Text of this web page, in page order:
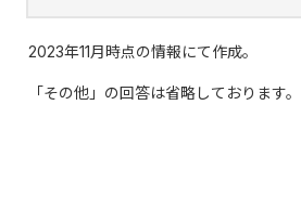
2023年11月時点の情報にて作成。
「その他」の回答は省略しております。